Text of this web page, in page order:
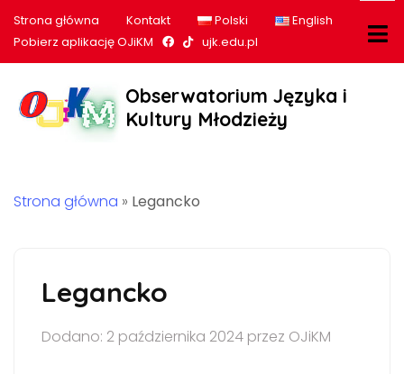
Strona główna Kontakt Polski
English
Pobierz aplikację OJiKM
Nasz profil na Facebook
Nasz profil na tiktok
ujk.edu.pl
Obserwatorium Języka i
Kultury Młodzieży
Strona główna » Legancko
Legancko
Dodano: 2 października 2024 przez OJiKM